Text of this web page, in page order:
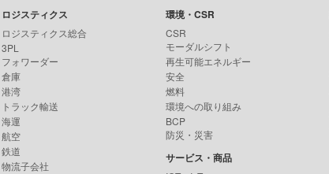
ロジスティクス
ロジスティクス総合
3PL
フォワーダー
倉庫
港湾
トラック輸送
海運
航空
鉄道
物流子会社
環境・CSR
CSR
モーダルシフト
再生可能エネルギー
安全
燃料
環境への取り組み
BCP
防災・災害
サービス・商品